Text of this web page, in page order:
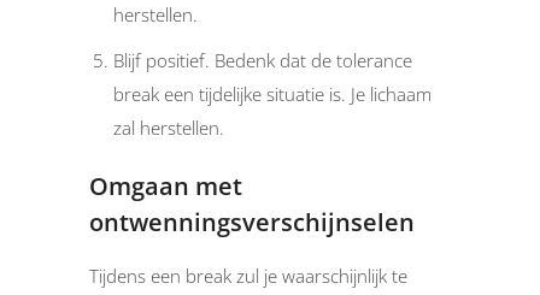
herstellen.
Blijf positief. Bedenk dat de tolerance
break een tijdelijke situatie is. Je lichaam
zal herstellen.
Omgaan met
ontwenningsverschijnselen
Tijdens een break zul je waarschijnlijk te